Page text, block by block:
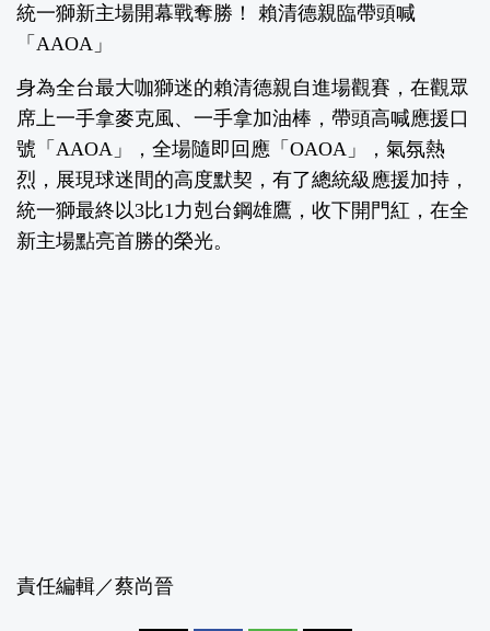
統一獅新主場開幕戰奪勝！ 賴清德親臨帶頭喊
「AAOA」
身為全台最大咖獅迷的賴清德親自進場觀賽，在觀眾
席上一手拿麥克風、一手拿加油棒，帶頭高喊應援口
號「AAOA」，全場隨即回應「OAOA」，氣氛熱
烈，展現球迷間的高度默契，有了總統級應援加持，
統一獅最終以3比1力剋台鋼雄鷹，收下開門紅，在全
新主場點亮首勝的榮光。
責任編輯／蔡尚晉